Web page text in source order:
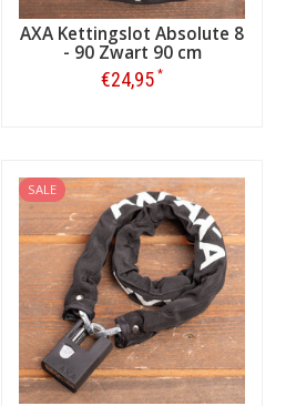
AXA Kettingslot Absolute 8
- 90 Zwart 90 cm
€24,95 *
SALE